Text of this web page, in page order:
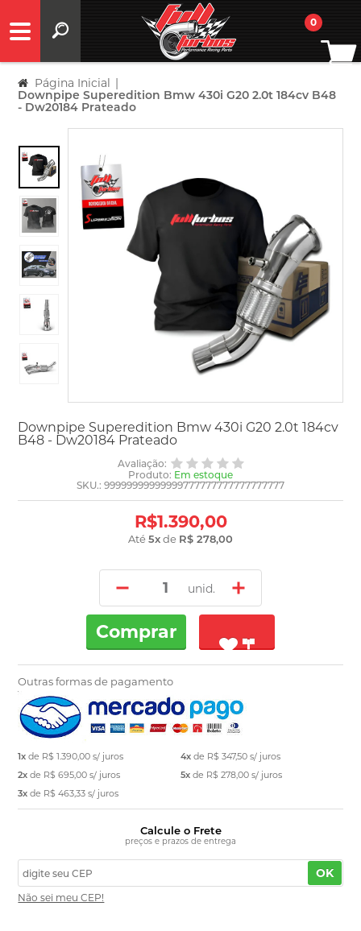
0
Página Inicial |
Downpipe Superedition Bmw 430i G20 2.0t 184cv B48
- Dw20184 Prateado
Downpipe Superedition Bmw 430i G20 2.0t 184cv
B48 - Dw20184 Prateado
Avaliação:
Produto: Em estoque
SKU.: 99999999999999777777777777777777
R$1.390,00
Até5xde R$ 278,00
unid.
Comprar
Outras formas de pagamento
1xde R$ 1.390,00s/ juros
2xde R$ 695,00s/ juros
3xde R$ 463,33s/ juros
4x de R$ 347,50 s/ juros
5x de R$ 278,00 s/ juros
Calcule o Frete
preços e prazos de entrega
OK
Não sei meu CEP!